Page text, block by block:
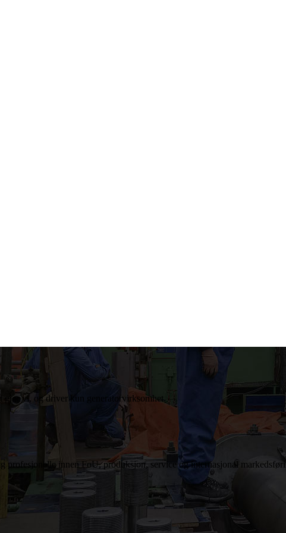
vi, og driver kun generatorvirksomhet.
profesjonelle innen FoU, produksjon, service og internasjonal